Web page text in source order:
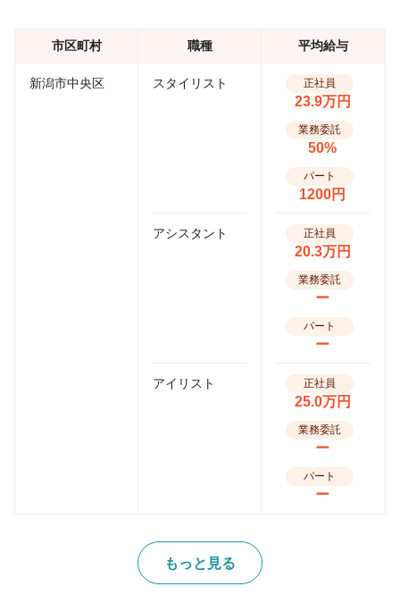
市区町村 職種 平均給与
新潟市中央区 スタイリスト 正社員
23.9万円
業務委託
50%
パート
1200円
アシスタント 正社員
20.3万円
業務委託
ー
パート
ー
アイリスト 正社員
25.0万円
業務委託
ー
パート
ー
もっと見る